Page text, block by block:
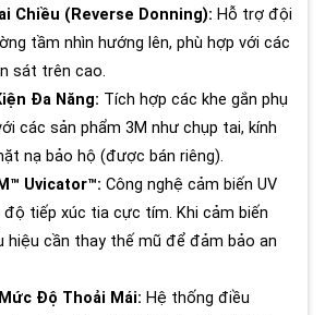
Chiều (Reverse Donning): Hỗ trợ đội
tầm nhìn hướng lên, phù hợp với các
sát trên cao.
Đa Năng: Tích hợp các khe gắn phụ
các sản phẩm 3M như chụp tai, kính
nạ bảo hộ (được bán riêng).
Uvicator™: Công nghệ cảm biến UV
tiếp xúc tia cực tím. Khi cảm biến
hiệu cần thay thế mũ để đảm bảo an
Độ Thoải Mái: Hệ thống điều